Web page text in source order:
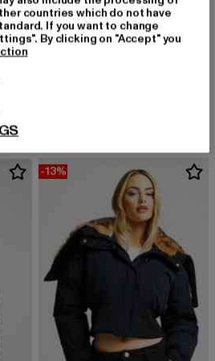
EUR 199,99
-13%
countries which do not have
If you want to change
By clicking on "Accept" you